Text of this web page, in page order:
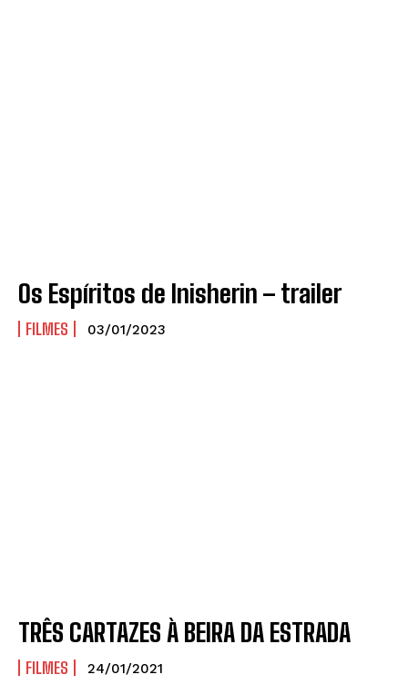
Os Espíritos de Inisherin – trailer
FILMES 03/01/2023
TRÊS CARTAZES À BEIRA DA ESTRADA
FILMES 24/01/2021